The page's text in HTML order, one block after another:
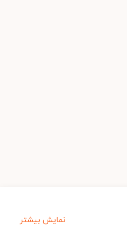
نمایش بیشتر